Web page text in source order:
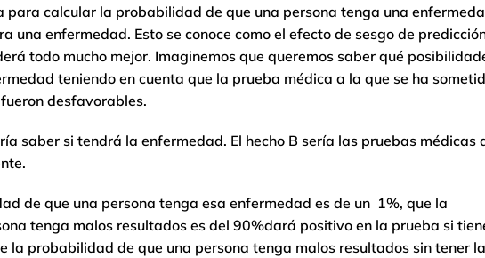
para calcular la probabilidad de que una persona tenga una
una enfermedad. Esto se conoce como el efecto de sesgo de
todo mucho mejor. Imaginemos que queremos saber qué
teniendo en cuenta que la prueba médica a la que se ha
desfavorables.
saber si tendrá la enfermedad. El hecho B sería las pruebas médicas
de que una persona tenga esa enfermedad es de un 1%, que la
tenga malos resultados es del 90%dará positivo en la prueba si
la probabilidad de que una persona tenga malos resultados sin tener la